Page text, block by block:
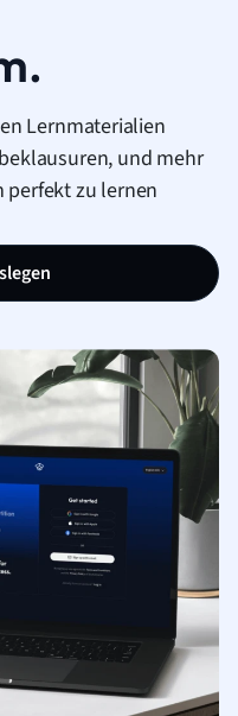
Lernmaterialien
und mehr
perfekt zu lernen